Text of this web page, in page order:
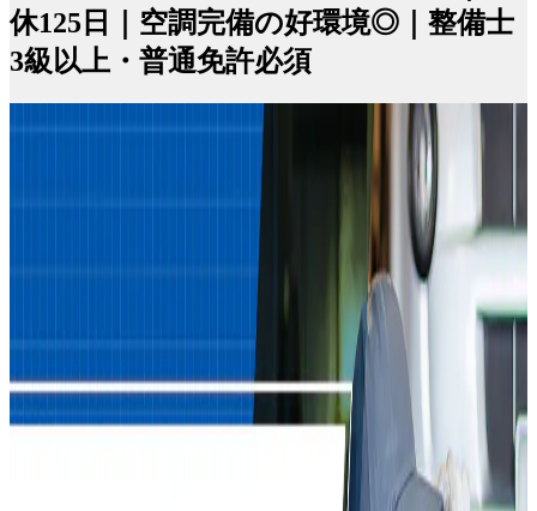
休125日｜空調完備の好環境◎｜整備士
3級以上・普通免許必須